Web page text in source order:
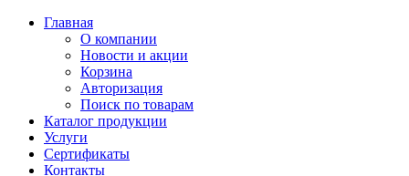
Главная
О компании
Новости и акции
Корзина
Авторизация
Поиск по товарам
Каталог продукции
Услуги
Сертификаты
Контакты